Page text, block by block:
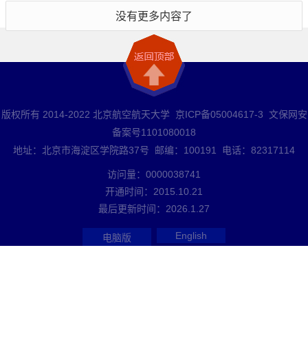
没有更多内容了
版权所有 2014-2022 北京航空航天大学 京ICP备05004617-3 文保网安
备案号1101080018
地址：北京市海淀区学院路37号 邮编：100191 电话：82317114
访问量： 0000038741
开通时间： 2015 10 21
最后更新时间： 2026 1 27
电脑版 English